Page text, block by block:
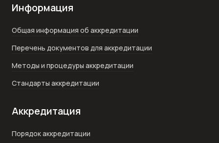
Информация
Общая информация об аккредитации
Перечень документов для аккредитации
Методы и процедуры аккредитации
Стандарты аккредитации
Аккредитация
Порядок аккредитации